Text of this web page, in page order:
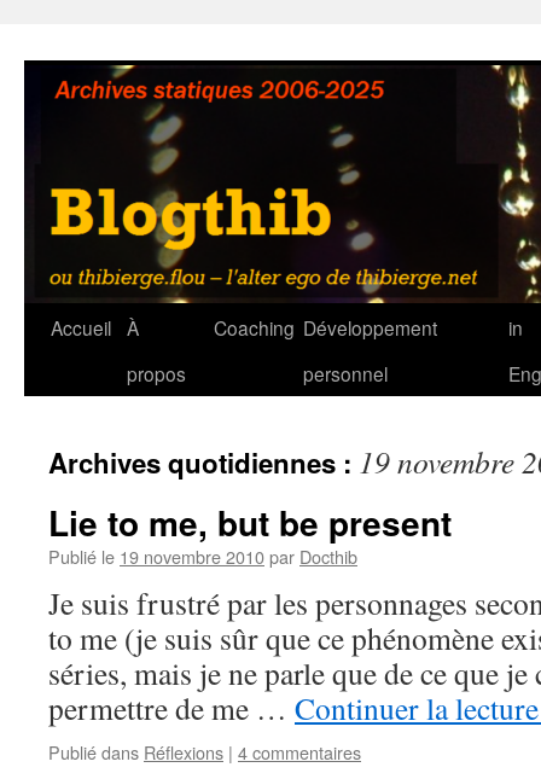
contenu
Accueil À
propos
Coaching Développement
personnel
in
Archives quotidiennes : 19 novembre
Lie to me, but be present
Publié le 19 novembre 2010par Docthib
Je suis frustré par les personnages
to me (je suis sûr que ce phénomène
séries, mais je ne parle que de ce que
permettre de me … Continuer la
Publié dans Réflexions | 4 commentaires